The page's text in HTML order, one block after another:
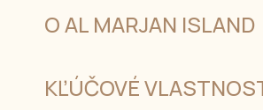
O AL MARJAN ISLAND
KĽÚČOVÉ